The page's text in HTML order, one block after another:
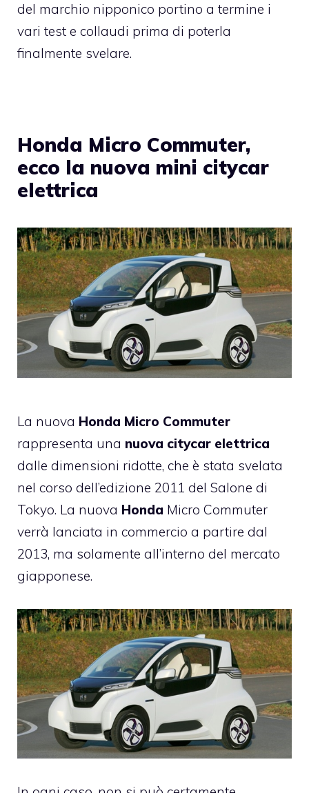
del marchio nipponico portino a termine i
vari test e collaudi prima di poterla
finalmente svelare.
Honda Micro Commuter,
ecco la nuova mini citycar
elettrica
La nuova Honda Micro Commuter
rappresenta una nuova citycar elettrica
dalle dimensioni ridotte, che è stata svelata
nel corso dell’edizione 2011 del Salone di
Tokyo. La nuova Honda Micro Commuter
verrà lanciata in commercio a partire dal
2013, ma solamente all’interno del mercato
giapponese.